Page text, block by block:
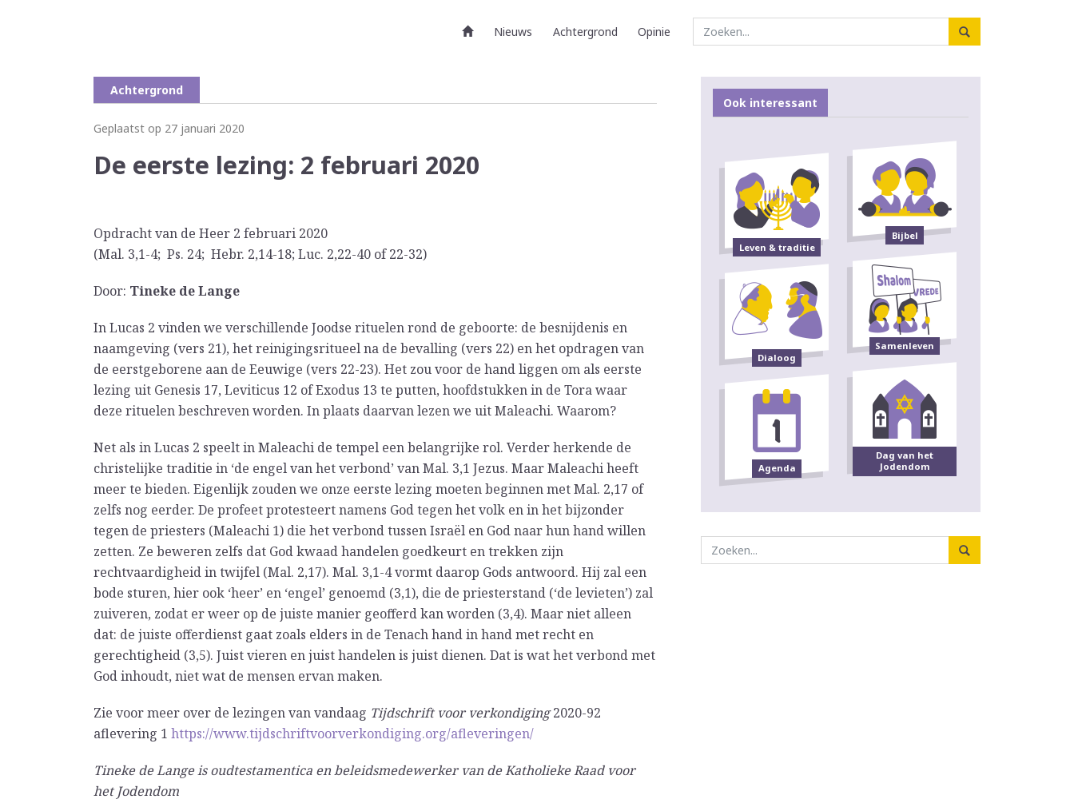
Nieuws Achtergrond Opinie
Achtergrond
Geplaatst op 27 januari 2020
De eerste lezing: 2 februari 2020
Opdracht van de Heer 2 februari 2020
(Mal. 3,1-4; Ps. 24; Hebr. 2,14-18; Luc. 2,22-40 of 22-32)
Door: Tineke de Lange
In Lucas 2 vinden we verschillende Joodse rituelen rond de geboorte: de besnijdenis en
naamgeving (vers 21), het reinigingsritueel na de bevalling (vers 22) en het opdragen van
de eerstgeborene aan de Eeuwige (vers 22-23). Het zou voor de hand liggen om als eerste
lezing uit Genesis 17, Leviticus 12 of Exodus 13 te putten, hoofdstukken in de Tora waar
deze rituelen beschreven worden. In plaats daarvan lezen we uit Maleachi. Waarom?
Net als in Lucas 2 speelt in Maleachi de tempel een belangrijke rol. Verder herkende de
christelijke traditie in ‘de engel van het verbond’ van Mal. 3,1 Jezus. Maar Maleachi heeft
meer te bieden. Eigenlijk zouden we onze eerste lezing moeten beginnen met Mal. 2,17 of
zelfs nog eerder. De profeet protesteert namens God tegen het volk en in het bijzonder
tegen de priesters (Maleachi 1) die het verbond tussen Israël en God naar hun hand willen
zetten. Ze beweren zelfs dat God kwaad handelen goedkeurt en trekken zijn
rechtvaardigheid in twijfel (Mal. 2,17). Mal. 3,1-4 vormt daarop Gods antwoord. Hij zal een
bode sturen, hier ook ‘heer’ en ‘engel’ genoemd (3,1), die de priesterstand (‘de levieten’) zal
zuiveren, zodat er weer op de juiste manier geofferd kan worden (3,4). Maar niet alleen
dat: de juiste offerdienst gaat zoals elders in de Tenach hand in hand met recht en
gerechtigheid (3,5). Juist vieren en juist handelen is juist dienen. Dat is wat het verbond met
God inhoudt, niet wat de mensen ervan maken.
Zie voor meer over de lezingen van vandaag Tijdschrift voor verkondiging2020-92
aflevering 1 https://www.tijdschriftvoorverkondiging.org/afleveringen/
Tineke de Lange is oudtestamentica en beleidsmedewerker van de Katholieke Raad voor
het Jodendom
Ook interessant
Leven & traditie
Bijbel
Dialoog
Samenleven
Agenda
Dag van het
Jodendom